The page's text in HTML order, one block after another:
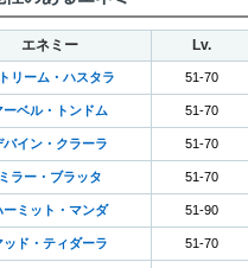
エネミー Lv.
リーム・ハスタラ 51-70
ーベル・トンドム 51-70
バイン・クラーラ 51-70
ミラー・ブラッタ 51-70
ーミット・マンダ 51-90
ッド・ティダーラ 51-70